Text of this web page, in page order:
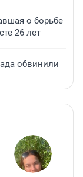
о борьбе
26 лет
обвинили